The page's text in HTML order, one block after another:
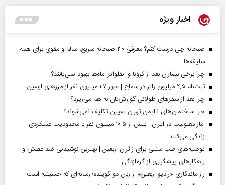
اخبار ویژه
صبحانه چی درست کنم؟ معرفی ۳۰ صبحانه سریع، سالم و مقوی برای همه
سلیقه‌ها
چرا برخی بیماران بعد از کرونا و آنفلوآنزا ماه‌ها بهبود نمی‌یابند؟
ثبت‌نام ۲.۵ میلیون زائر در سماح | عبور ۱.۷ میلیون نفر از مرز‌های اربعین
چرا بعد از سفرهای طولانی گوارش‌تان به هم می‌ریزد؟
چرا ساختمان‌های ناایمن تهران تعیین تکلیف نمی‌شوند؟
آمار معلولیت در ایران | بیش از ۱۰.۵ میلیون نفر با محدودیت عملکردی
زندگی می‌کنند
توصیه‌های طب سنتی برای زائران اربعین | بهترین نوشیدنی ضد عطش و
راهکارهای پیشگیری از گرمازدگی
راز ماندگاری «رادیو اربعین» از زبان دو گوینده؛ رسانه‌ای که حسینیه است